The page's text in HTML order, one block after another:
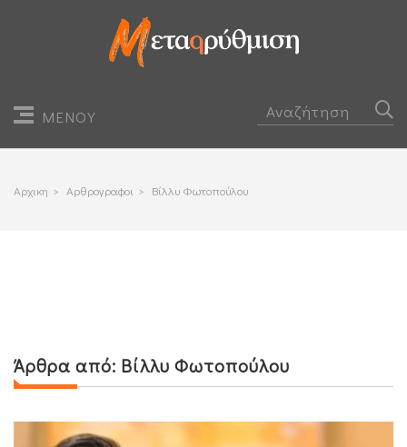
ΜΕΝΟΥ
Αρχικη > Αρθρογραφοι > Βίλλυ Φωτοπούλου
Άρθρα από: Βίλλυ Φωτοπούλου